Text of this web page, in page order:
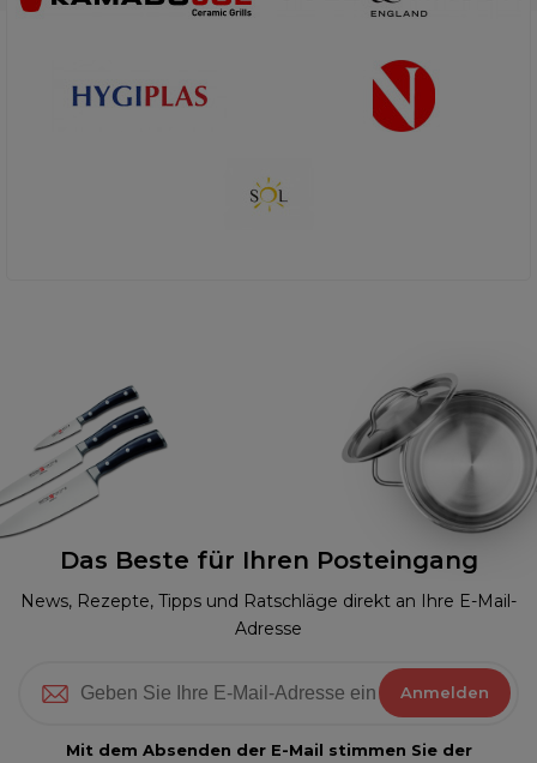
Das Beste für Ihren Posteingang
News, Rezepte, Tipps und Ratschläge direkt an Ihre E-Mail-
Adresse
Anmelden
Mit dem Absenden der E-Mail stimmen Sie der